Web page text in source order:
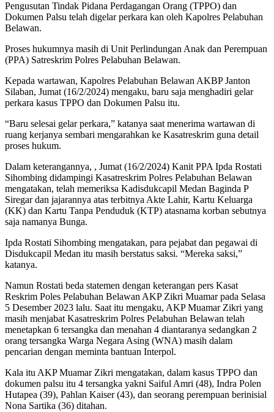
Pengusutan Tindak Pidana Perdagangan Orang (TPPO) dan
Dokumen Palsu telah digelar perkara kan oleh Kapolres Pelabuhan
Belawan.
Proses hukumnya masih di Unit Perlindungan Anak dan Perempuan
(PPA) Satreskrim Polres Pelabuhan Belawan.
Kepada wartawan, Kapolres Pelabuhan Belawan AKBP Janton
Silaban, Jumat (16/2/2024) mengaku, baru saja menghadiri gelar
perkara kasus TPPO dan Dokumen Palsu itu.
“Baru selesai gelar perkara,” katanya saat menerima wartawan di
ruang kerjanya sembari mengarahkan ke Kasatreskrim guna detail
proses hukum.
Dalam keterangannya, , Jumat (16/2/2024) Kanit PPA Ipda Rostati
Sihombing didampingi Kasatreskrim Polres Pelabuhan Belawan
mengatakan, telah memeriksa Kadisdukcapil Medan Baginda P
Siregar dan jajarannya atas terbitnya Akte Lahir, Kartu Keluarga
(KK) dan Kartu Tanpa Penduduk (KTP) atasnama korban sebutnya
saja namanya Bunga.
Ipda Rostati Sihombing mengatakan, para pejabat dan pegawai di
Disdukcapil Medan itu masih berstatus saksi. “Mereka saksi,”
katanya.
Namun Rostati beda statemen dengan keterangan pers Kasat
Reskrim Poles Pelabuhan Belawan AKP Zikri Muamar pada Selasa
5 Desember 2023 lalu. Saat itu mengaku, AKP Muamar Zikri yang
masih menjabat Kasatreskrim Polres Pelabuhan Belawan telah
menetapkan 6 tersangka dan menahan 4 diantaranya sedangkan 2
orang tersangka Warga Negara Asing (WNA) masih dalam
pencarian dengan meminta bantuan Interpol.
Kala itu AKP Muamar Zikri mengatakan, dalam kasus TPPO dan
dokumen palsu itu 4 tersangka yakni Saiful Amri (48), Indra Polen
Hutapea (39), Pahlan Kaiser (43), dan seorang perempuan berinisial
Nona Sartika (36) ditahan.